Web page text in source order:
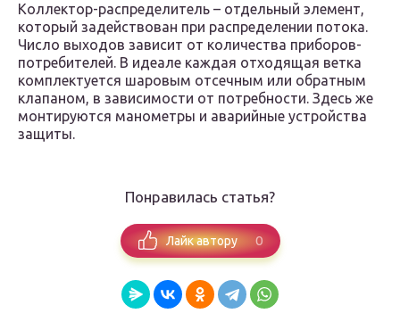
Коллектор-распределитель – отдельный элемент,
который задействован при распределении потока.
Число выходов зависит от количества приборов-
потребителей. В идеале каждая отходящая ветка
комплектуется шаровым отсечным или обратным
клапаном, в зависимости от потребности. Здесь же
монтируются манометры и аварийные устройства
защиты.
Понравилась статья?
Лайк автору 0